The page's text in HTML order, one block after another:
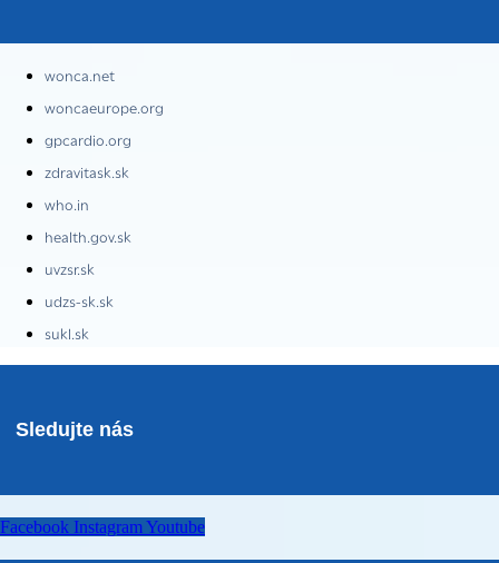
wonca.net
woncaeurope.org
gpcardio.org
zdravitask.sk
who.in
health.gov.sk
uvzsr.sk
udzs-sk.sk
sukl.sk
Sledujte nás
Facebook Instagram Youtube